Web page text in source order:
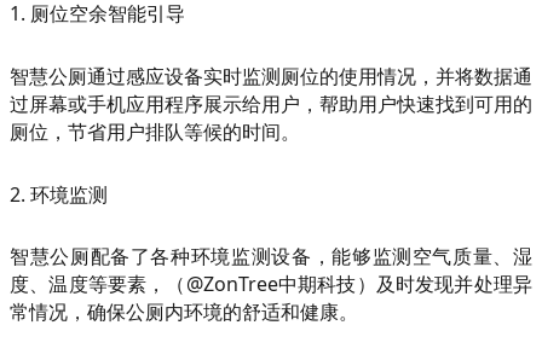
1. 厕位空余智能引导
智慧公厕通过感应设备实时监测厕位的使用情况，并将数据通
过屏幕或手机应用程序展示给用户，帮助用户快速找到可用的
厕位，节省用户排队等候的时间。
2. 环境监测
智慧公厕配备了各种环境监测设备，能够监测空气质量、湿
度、温度等要素，（@ZonTree中期科技）及时发现并处理异
常情况，确保公厕内环境的舒适和健康。